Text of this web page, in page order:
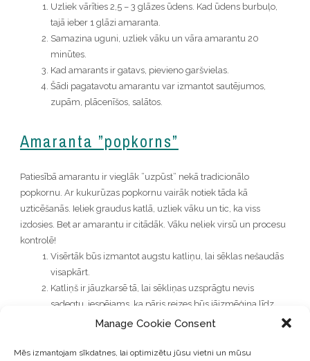
Manage Cookie Consent
Mēs izmantojam sīkdatnes, lai optimizētu jūsu vietni un mūsu
Uzliek vārīties 2,5 – 3 glāzes ūdens. Kad ūdens burbuļo,
tajā ieber 1 glāzi amaranta.
Samazina uguni, uzliek vāku un vāra amarantu 20
minūtes.
Kad amarants ir gatavs, pievieno garšvielas.
Šādi pagatavotu amarantu var izmantot sautējumos,
zupām, plācenīšos, salātos.
Amaranta ”popkorns”
Patiesībā amarantu ir vieglāk ”uzpūst” nekā tradicionālo
popkornu. Ar kukurūzas popkornu vairāk notiek tāda kā
uzticēšanās. Ieliek graudus katlā, uzliek vāku un tic, ka viss
izdosies. Bet ar amarantu ir citādāk. Vāku neliek virsū un procesu
kontrolē!
Visērtāk būs izmantot augstu katliņu, lai sēklas nešaudās
visapkārt.
Katliņš ir jāuzkarsē tā, lai sēkliņas uzsprāgtu nevis
sadegtu. iespējams, ka pāris reizes būs jāizmēģina līdz
izdosies atrast ideālo temperatūru. Pārāk karsts katls –
sēkliņas neizsprāgs un apdegs. Tādēļ ir jāatrod ideālā